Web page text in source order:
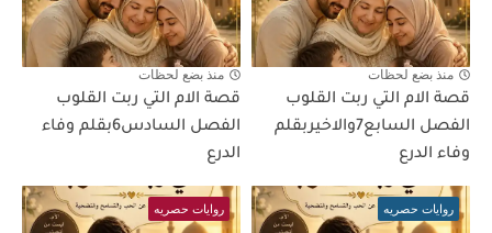
منذ بضع لحظات
قصة الام التي ربت القلوب
الفصل السابع7والاخيربقلم
وفاء الدرع
منذ بضع لحظات
قصة الام التي ربت القلوب
الفصل السادس6بقلم وفاء
الدرع
روايات حصريه روايات حصريه